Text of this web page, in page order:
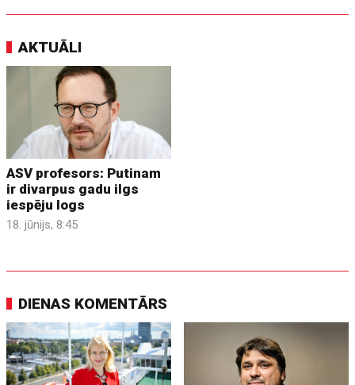
AKTUĀLI
ASV profesors: Putinam
ir divarpus gadu ilgs
iespēju logs
18. jūnijs, 8:45
DIENAS KOMENTĀRS